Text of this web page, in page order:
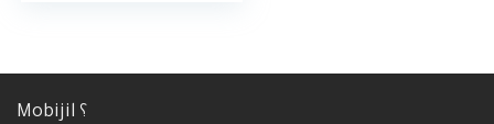
Mobijil ؟